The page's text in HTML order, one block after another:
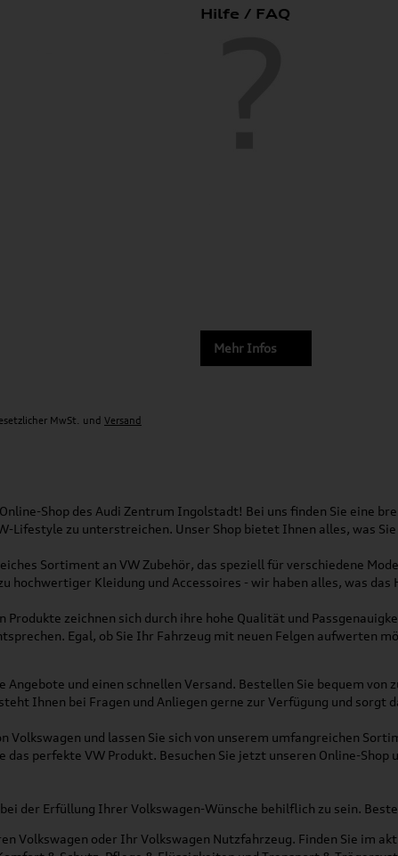
Hilfe / FAQ
Mehr Infos
MwSt. und Versand
Shop des Audi Zentrum Ingolstadt! Bei uns finden Sie eine
Lifestyle zu unterstreichen. Unser Shop bietet Ihnen alles, was
Sortiment an VW Zubehör, das speziell für verschiedene
hochwertiger Kleidung und Accessoires - wir haben alles, was das
Produkte zeichnen sich durch ihre hohe Qualität und
Egal, ob Sie Ihr Fahrzeug mit neuen Felgen aufwerten
und einen schnellen Versand. Bestellen Sie bequem
Ihnen bei Fragen und Anliegen gerne zur Verfügung und sorgt
Volkswagen und lassen Sie sich von unserem umfangreichen
das perfekte VW Produkt. Besuchen Sie jetzt unseren Online-Shop
der Erfüllung Ihrer Volkswagen-Wünsche behilflich zu sein.
Volkswagen oder Ihr Volkswagen Nutzfahrzeug. Finden Sie im